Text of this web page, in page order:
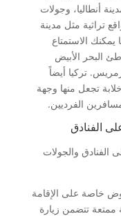
أنطاليا، وجولات
تراثية مثل مدينة
الاستمتاع
البحر الأبيض
تركيا أيضاً
تجعل منها وجهة
الفرديين.
الفنادق
خاصة على الإقامة
تتضمن زيارة